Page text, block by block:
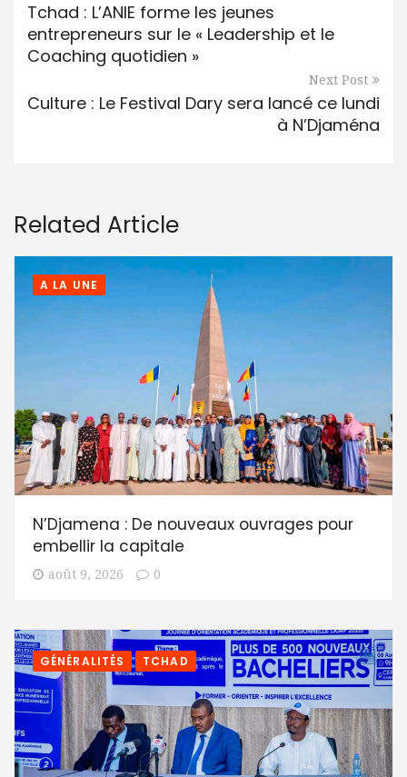
Tchad : L’ANIE forme les jeunes
entrepreneurs sur le « Leadership et le
Coaching quotidien »
Next Post
Culture : Le Festival Dary sera lancé ce lundi
à N’Djaména
Related Article
A LA UNE
N’Djamena : De nouveaux ouvrages pour
embellir la capitale
août 9, 2026 0
GÉNÉRALITÉS TCHAD